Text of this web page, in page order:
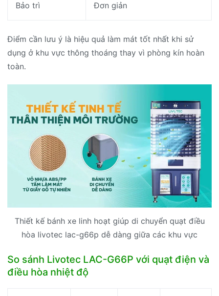
Bảo trì Đơn giản
Điểm cần lưu ý là hiệu quả làm mát tốt nhất khi sử
dụng ở khu vực thông thoáng thay vì phòng kín hoàn
toàn.
Thiết kế bánh xe linh hoạt giúp di chuyển quạt điều
hòa livotec lac-g66p dễ dàng giữa các khu vực
So sánh Livotec LAC-G66P với quạt điện và
điều hòa nhiệt độ